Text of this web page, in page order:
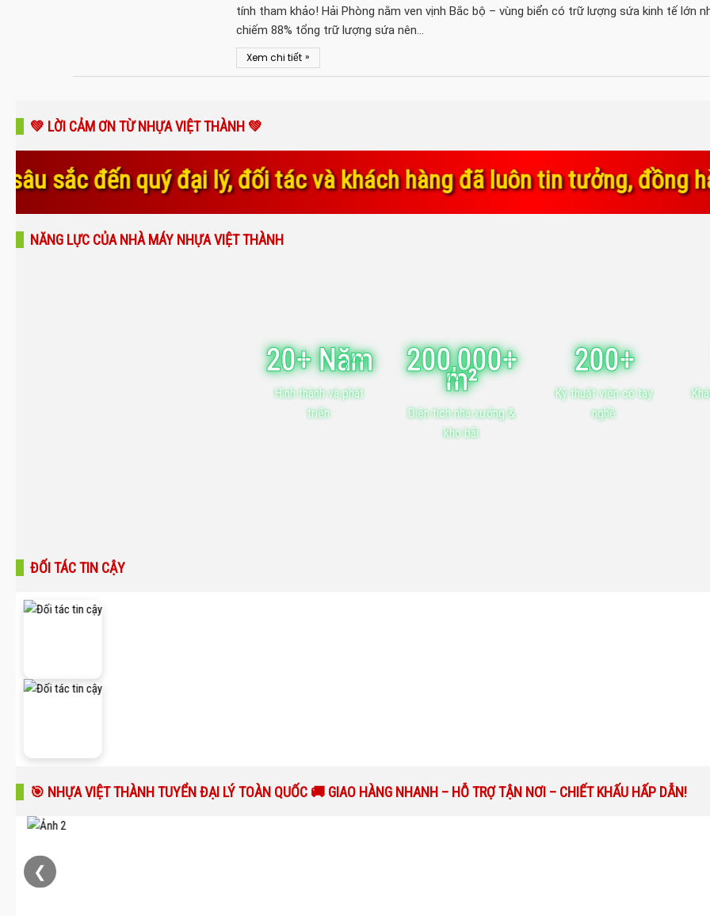
tính tham khảo! Hải Phòng nằm ven vịnh Bắc bộ – vùng biển có trữ lượng sứa kinh tế lớn
chiếm 88% tổng trữ lượng sứa nên…
Xem chi tiết »
💚 LỜI CẢM ƠN TỪ NHỰA VIỆT THÀNH 💚
đối tác và khách hàng đã luôn tin tưởng, đồng hành và ủng hộ
NĂNG LỰC CỦA NHÀ MÁY NHỰA VIỆT THÀNH
20+ Năm
Hình thành và phát
triển
200,000+
m²
Diện tích nhà xưởng &
kho bãi
200+
Kỹ thuật viên có tay
nghề
ĐỐI TÁC TIN CẬY
🎯 NHỰA VIỆT THÀNH TUYỂN ĐẠI LÝ TOÀN QUỐC 🚚 GIAO HÀNG NHANH – HỖ TRỢ TẬN NƠI – CHIẾT KHẤU HẤP DẪN!
❮